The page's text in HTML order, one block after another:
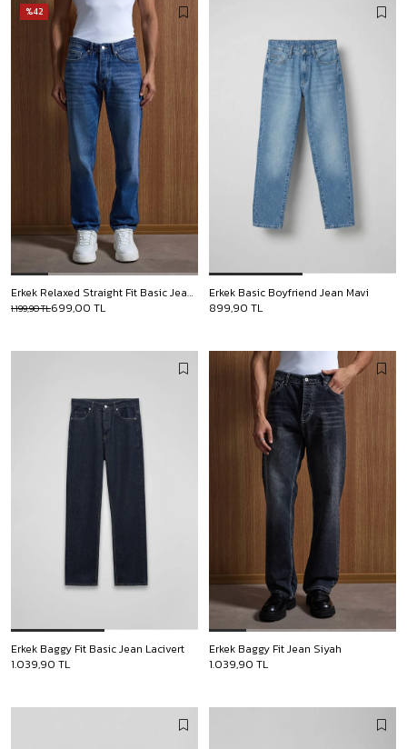
%42
Erkek Relaxed Straight Fit Basic Jean Mavi
699,00 TL
1.199,90 TL
Erkek Basic Boyfriend Jean Mavi
899,90 TL
Erkek Baggy Fit Basic Jean Lacivert
1.039,90 TL
Erkek Baggy Fit Jean Siyah
1.039,90 TL